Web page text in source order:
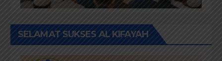
SELAMAT SUKSES AL KIFAYAH